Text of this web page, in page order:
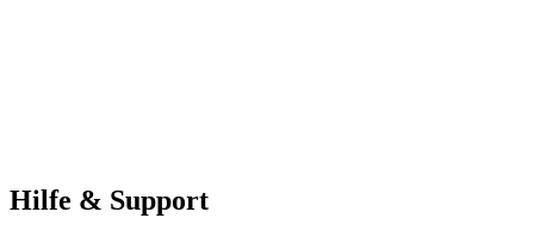
Hilfe & Support